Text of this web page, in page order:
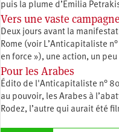
puis la plume d’Émilia
Vers une vaste
Deux jours avant la
Rome (voir L’Anticapitaliste
en force »), une action, un
Pour les Arabes
Édito de l'Anticapitaliste n°
au pouvoir, les Arabes à
Rodez, l’autre qui aurait été